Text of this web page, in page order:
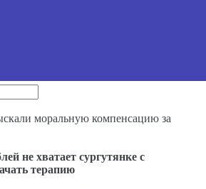
моральную компенсацию за
не хватает сургутянке с
терапию